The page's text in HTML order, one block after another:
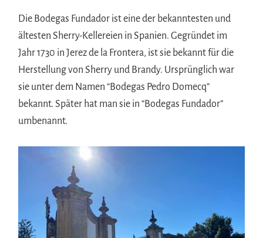
Die Bodegas Fundador ist eine der bekanntesten und
ältesten Sherry-Kellereien in Spanien. Gegründet im
Jahr 1730 in Jerez de la Frontera, ist sie bekannt für die
Herstellung von Sherry und Brandy. Ursprünglich war
sie unter dem Namen “Bodegas Pedro Domecq”
bekannt. Später hat man sie in “Bodegas Fundador”
umbenannt.